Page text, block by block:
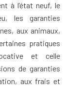
à l’état neuf, le
les garanties
aux animaux,
pratiques
et celle
de garanties
aux frais et